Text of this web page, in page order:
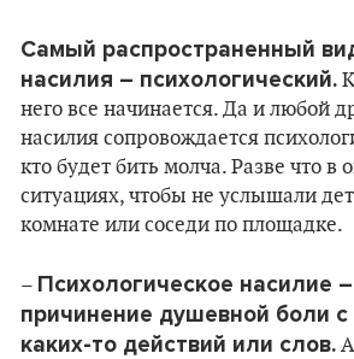
Самый распространенный
насилия – психологический.
него все начинается. Да и любой
насилия сопровождается
кто будет бить молча. Разве что в
ситуациях, чтобы не услышали
комнате или соседи по площадке.
– Психологическое насилие
причинение душевной боли
каких-то действий или слов.